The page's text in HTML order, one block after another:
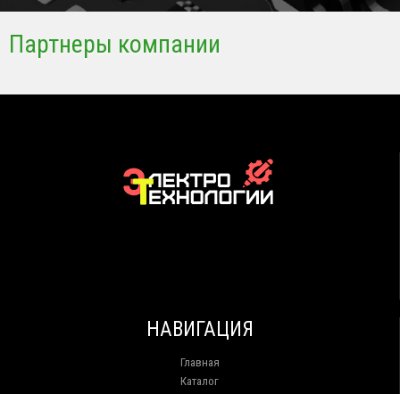
Партнеры компании
НАВИГАЦИЯ
Главная
Каталог